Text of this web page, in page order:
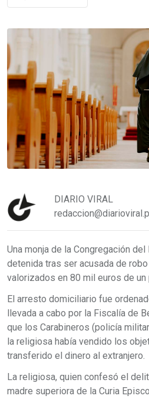
DIARIO VIRAL
Una monja de la Congregación
detenida tras ser acusada de
valorizados en 80 mil euros de un
El arresto domiciliario fue
llevada a cabo por la Fiscalía de
que los Carabineros (policía
la religiosa había vendido los
transferido el dinero al extranjero.
La religiosa, quien confesó el
madre superiora de la Curia